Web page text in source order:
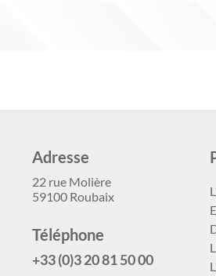
Adresse
22 rue Molière
59100 Roubaix
Téléphone
+33 (0)3 20 81 50 00